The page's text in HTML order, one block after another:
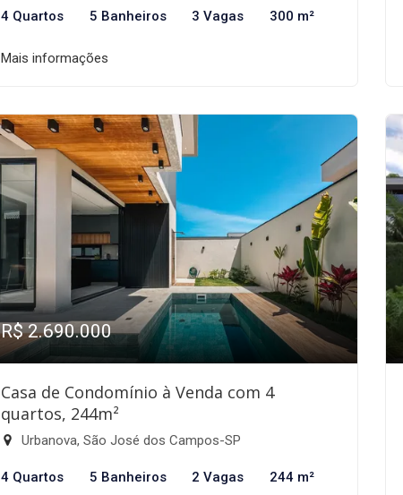
4 Quartos 5 Banheiros 3 Vagas 300 m²
Mais informações
R$ 2.690.000
Casa de Condomínio à Venda com 4
quartos, 244m²
Urbanova, São José dos Campos-SP
4 Quartos 5 Banheiros 2 Vagas 244 m²